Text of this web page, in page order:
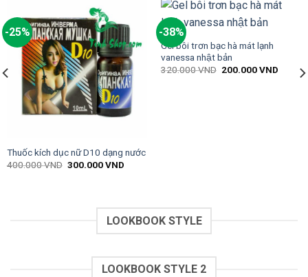
-25%
Thuốc kích dục nữ D10 dạng nước
400.000VND 300.000VND
-38%
Gel bôi trơn bạc hà mát lạnh
vanessa nhật bản
320.000VND 200.000VND
LOOKBOOK STYLE
LOOKBOOK STYLE 2